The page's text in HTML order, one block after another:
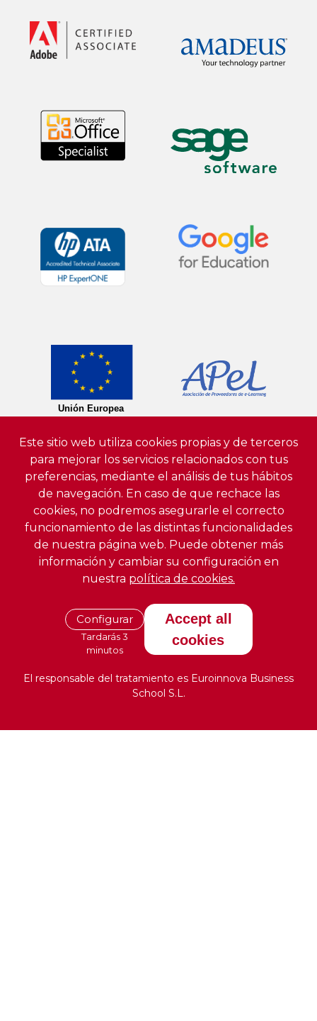
Este sitio web utiliza cookies propias y de terceros
para mejorar los servicios relacionados con tus
preferencias, mediante el análisis de tus hábitos
de navegación. En caso de que rechace las
cookies, no podremos asegurarle el correcto
funcionamiento de las distintas funcionalidades
de nuestra página web. Puede obtener más
información y cambiar su configuración en
nuestra política de cookies.
Configurar
Tardarás 3
minutos
Accept all
cookies
El responsable del tratamiento es Euroinnova Business
School S.L.